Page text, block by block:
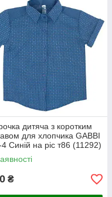
дитяча з коротким
для хлопчика GABBI
4 Синій на ріс т86 (11292)
₴